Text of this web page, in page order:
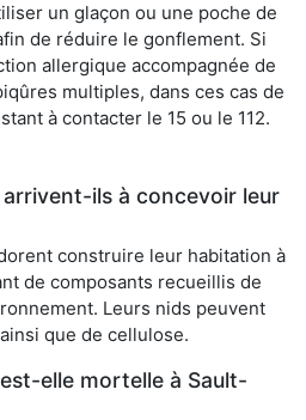
un glaçon ou une poche de
de réduire le gonflement. Si
allergique accompagnée de
multiples, dans ces cas de
à contacter le 15 ou le 112.
ils à concevoir leur
construire leur habitation à
de composants recueillis de
Leurs nids peuvent
que de cellulose.
elle mortelle à Sault-